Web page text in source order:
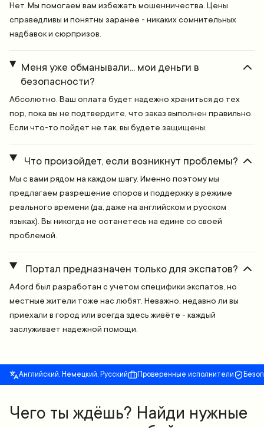
Нет. Мы помогаем вам избежать мошенничества. Цены
справедливы и понятны заранее - никаких сомнительных
надбавок и сюрпризов.
Меня уже обманывали... мои деньги в
безопасности?
Абсолютно. Ваш оплата будет надежно храниться до тех
пор, пока вы не подтвердите, что заказ выполнен правильно.
Если что-то пойдет не так, вы будете защищены.
Что произойдет, если возникнут проблемы?
Мы с вами рядом на каждом шагу. Именно поэтому мы
предлагаем разрешение споров и поддержку в режиме
реального времени (да, даже на английском и русском
языках). Вы никогда не останетесь на едине со своей
проблемой.
Портал предназначен только для экспатов?
A4ord был разработан с учетом специфики экспатов, но
местные жители тоже нас любят. Неважно, недавно ли вы
приехали в город или всегда здесь живёте - каждый
заслуживает надежной помощи.
Английский, Немецкий, Русский Проверенные исполнители
Чего ты ждёшь? Найди нужные